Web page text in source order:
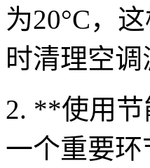
为20°C，
时清理空
2. **使用
一个重要